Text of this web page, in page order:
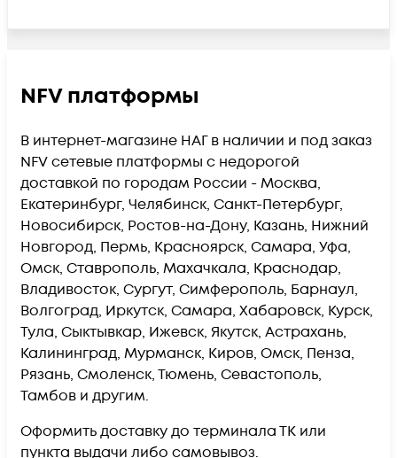
NFV платформы
В интернет-магазине НАГ в наличии и под заказ
NFV сетевые платформы с недорогой
доставкой по городам России - Москва,
Екатеринбург, Челябинск, Санкт-Петербург,
Новосибирск, Ростов-на-Дону, Казань, Нижний
Новгород, Пермь, Красноярск, Самара, Уфа,
Омск, Ставрополь, Махачкала, Краснодар,
Владивосток, Сургут, Симферополь, Барнаул,
Волгоград, Иркутск, Самара, Хабаровск, Курск,
Тула, Сыктывкар, Ижевск, Якутск, Астрахань,
Калининград, Мурманск, Киров, Омск, Пенза,
Рязань, Смоленск, Тюмень, Севастополь,
Тамбов и другим.
Оформить доставку до терминала ТК или
пункта выдачи либо самовывоз.